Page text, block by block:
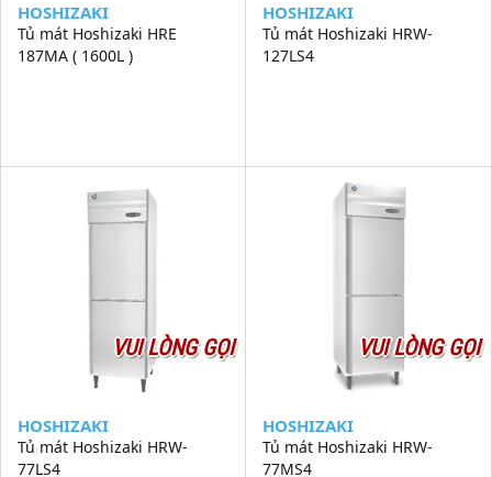
HOSHIZAKI
Tủ mát Hoshizaki HRE
187MA ( 1600L )
HOSHIZAKI
Tủ mát Hoshizaki HRW-
127LS4
VUI LÒNG GỌI
HOSHIZAKI
Tủ mát Hoshizaki HRW-
77LS4
VUI LÒNG GỌI
HOSHIZAKI
Tủ mát Hoshizaki HRW-
77MS4